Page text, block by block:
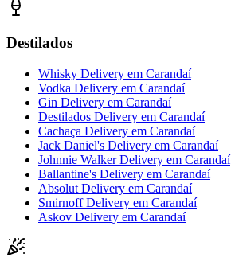
Destilados
Whisky Delivery em Carandaí
Vodka Delivery em Carandaí
Gin Delivery em Carandaí
Destilados Delivery em Carandaí
Cachaça Delivery em Carandaí
Jack Daniel's Delivery em Carandaí
Johnnie Walker Delivery em Carandaí
Ballantine's Delivery em Carandaí
Absolut Delivery em Carandaí
Smirnoff Delivery em Carandaí
Askov Delivery em Carandaí